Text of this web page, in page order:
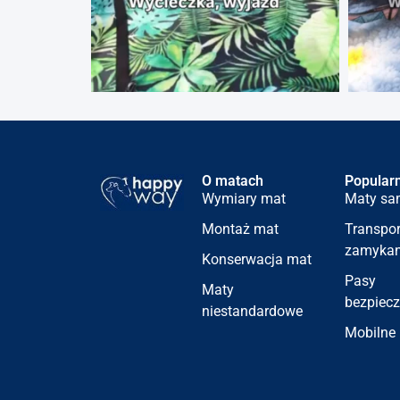
O matach
Wymiary mat
Montaż mat
Konserwacja mat
Maty
niestandardowe
Maty
Pasy
Mobilne